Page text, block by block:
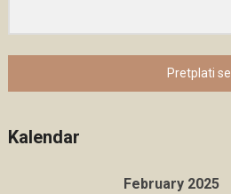
Pretplati se
Kalendar
February 2025